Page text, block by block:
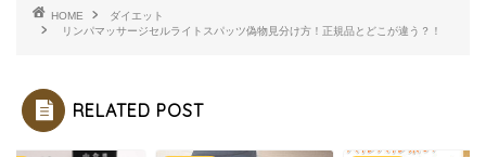
HOME
ダイエット
リンパマッサージセルライトスパッツ偽物見分け方！正規品とどこが違う？！
RELATED POST